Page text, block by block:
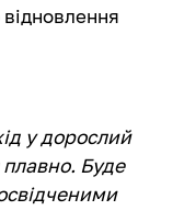
у дорослий
плавно. Буде